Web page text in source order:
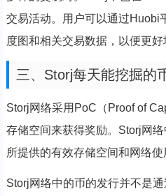
交易活动。用户可以通过Huobi
度图和相关交易数据，以便更好
三、Storj每天能挖掘的
Storj网络采用PoC（Proof of
存储空间来获得奖励。Storj网
所提供的有效存储空间和网络使
Storj网络中的币的发行并不是